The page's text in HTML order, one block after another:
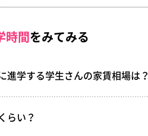
時間をみてみる
進学する学生さんの家賃相場は？
らい？